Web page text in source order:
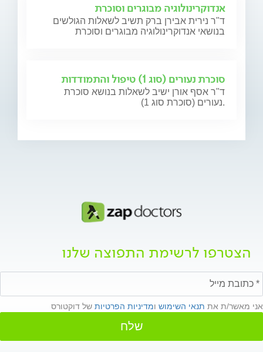
אנדוקרינולוגיה מבוגרים וסוכרת
ד"ר נירית אבירן ברק תשיב לשאלות הגולשים
בנושאי אנדוקרינולוגיה מבוגרים וסוכרת
סוכרת נעורים (סוג 1) טיפול והתמודדות
ד"ר אסף אורן ישיב לשאלות בנושא סוכרת
נעורים (סוכרת סוג 1).
הצטרפו לרשימת התפוצה שלנו
אני מאשר/ת את תנאי השימוש ומדיניות הפרטיות של דוקטורס
שלח